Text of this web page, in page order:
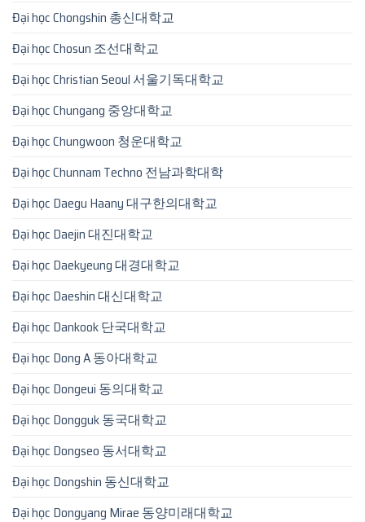
Đại học Chongshin 총신대학교
Đại học Chosun 조선대학교
Đại học Christian Seoul 서울기독대학교
Đại học Chungang 중앙대학교
Đại học Chungwoon 청운대학교
Đại học Chunnam Techno 전남과학대학
Đại học Daegu Haany 대구한의대학교
Đại học Daejin 대진대학교
Đại học Daekyeung 대경대학교
Đại học Daeshin 대신대학교
Đại học Dankook 단국대학교
Đại học Dong A 동아대학교
Đại học Dongeui 동의대학교
Đại học Dongguk 동국대학교
Đại học Dongseo 동서대학교
Đại học Dongshin 동신대학교
Đại học Dongyang Mirae 동양미래대학교